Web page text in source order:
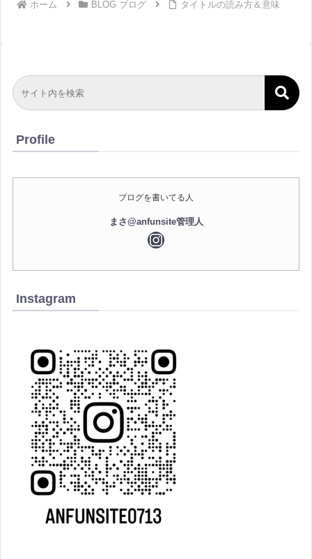
ホーム BLOG ブログ タイトルの読み方＆意味
Profile
ブログを書いてる人
まさ@anfunsite管理人
Instagram